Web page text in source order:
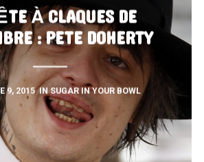
À CLAQUES DE
: PETE DOHERTY
9, 2015 INSUGAR IN YOUR BOWL